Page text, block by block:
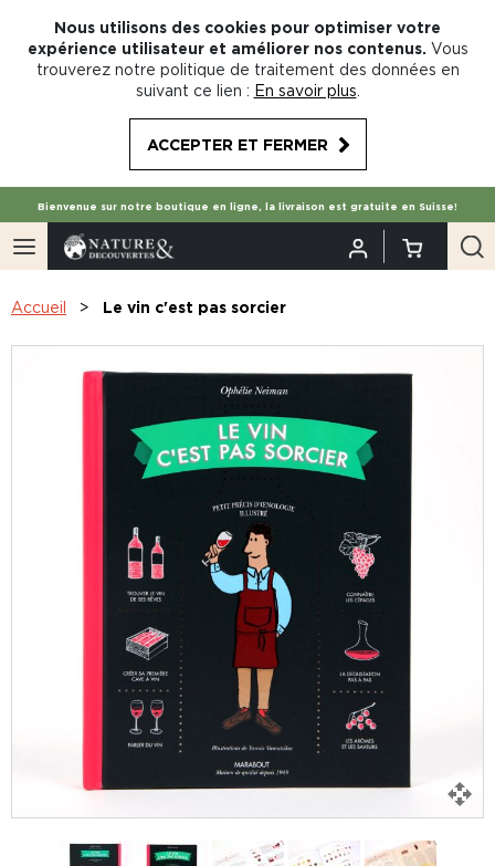
Nous utilisons des cookies pour optimiser votre
expérience utilisateur et améliorer nos contenus. Vous
trouverez notre politique de traitement des données en
suivant ce lien : En savoir plus
ACCEPTER ET FERMER
Bienvenue sur notre boutique en ligne, la livraison est gratuite en Suisse!
Accueil Le vin c'est pas sorcier